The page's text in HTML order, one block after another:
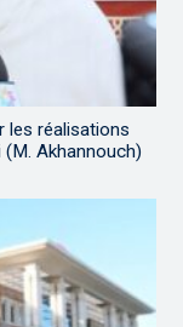
les réalisations
Akhannouch)